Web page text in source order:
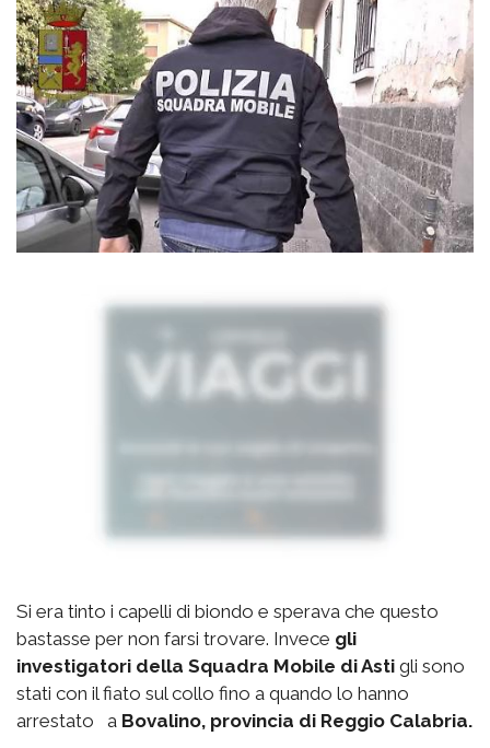
Si era tinto i capelli di biondo e sperava che questo
bastasse per non farsi trovare. Invece gli
investigatori della Squadra Mobile di Asti gli sono
stati con il fiato sul collo fino a quando lo hanno
arrestato a Bovalino, provincia di Reggio Calabria.